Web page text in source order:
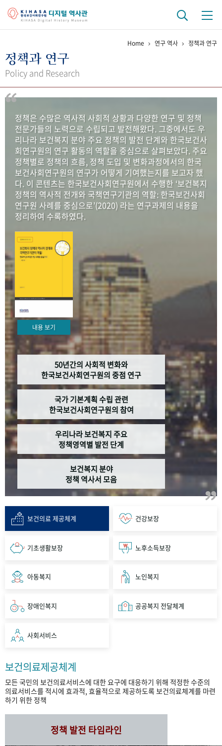
걸어온 길 기관 변천사
연구 역사
정책과 연구 키워드로 보는 연구 역사
연구자들
간행물 변천사
기록물 아카이브
사진 아카이브 문서 기록물 행정박물 영상 기록물
50+1주년 기념
성과 50선 숫자로 보는 50년
세계와 함께 한 KIHASA
VR 역사관
Home 연구 역사 정책과 연구
정책과 연구
Policy and Research
정책은 수많은 역사적 사회적 상황과 다양한 연구 및 정책
전문가들의 노력으로 수립되고 발전해왔다. 그중에서도 우
리나라 보건복지 분야 주요 정책의 발전 단계와 한국보건사
회연구원의 연구 활동의 역할을 중심으로 살펴보았다. 주요
정책별로 정책의 흐름, 정책 도입 및 변화과정에서의 한국
보건사회연구원의 연구가 어떻게 기여했는지를 보고자 했
다. 이 콘텐츠는 한국보건사회연구원에서 수행한 ‘보건복지
정책의 역사적 전개와 국책연구기관의 역할: 한국보건사회
연구원 사례를 중심으로’(2020) 라는 연구과제의 내용을
정리하여 수록하였다.
내용 보기
50년간의 사회적 변화와
한국보건사회연구원의 중점 연구
국가 기본계획 수립 관련
한국보건사회연구원의 참여
우리나라 보건복지 주요
정책영역별 발전 단계
보건복지 분야
정책 역사서 모음
보건의료 제공체계 건강보장
기초생활보장 노후소득보장
아동복지 노인복지
장애인복지 공공복지 전달체계
사회서비스
보건의료제공체계
모든 국민의 보건의료서비스에 대한 요구에 대응하기 위해 적정한 수준의
의료서비스를 적시에 효과적, 효율적으로 제공하도록 보건의료체계를 마련
하기 위한 정책
정책 발전 타임라인